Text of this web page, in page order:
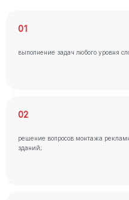
01
выполнение задач любого уровня
02
решение вопросов монтажа
зданий;